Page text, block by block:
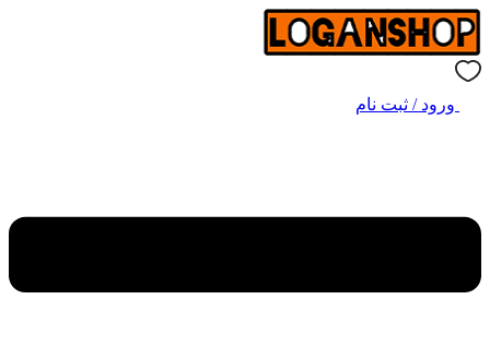
ورود / ثبت نام